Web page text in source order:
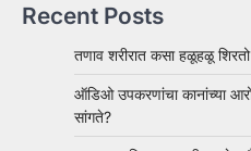
Recent Posts
तणाव शरीरात कसा हळूहळू
ऑडिओ उपकरणांचा कानांच्या
सांगते?